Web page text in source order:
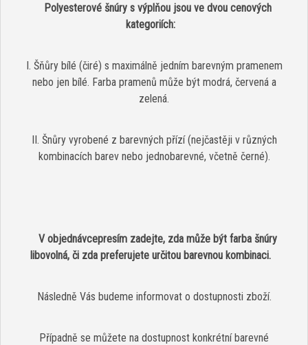
Polyesterové šnúry s výplňou jsou ve dvou cenových
kategoriích:
I. Šňůry bílé (čiré) s maximálně jedním barevným pramenem
nebo jen bílé. Farba pramenů může být modrá, červená a
zelená.
II. Šnůry vyrobené z barevných přízí (nejčastěji v různých
kombinacích barev nebo jednobarevné, včetně černé).
V objednávcepresím zadejte, zda může být farba šnúry
libovolná, či zda preferujete určitou barevnou kombinaci.
Následně Vás budeme informovat o dostupnosti zboží.
Případně se můžete na dostupnost konkrétní barevné